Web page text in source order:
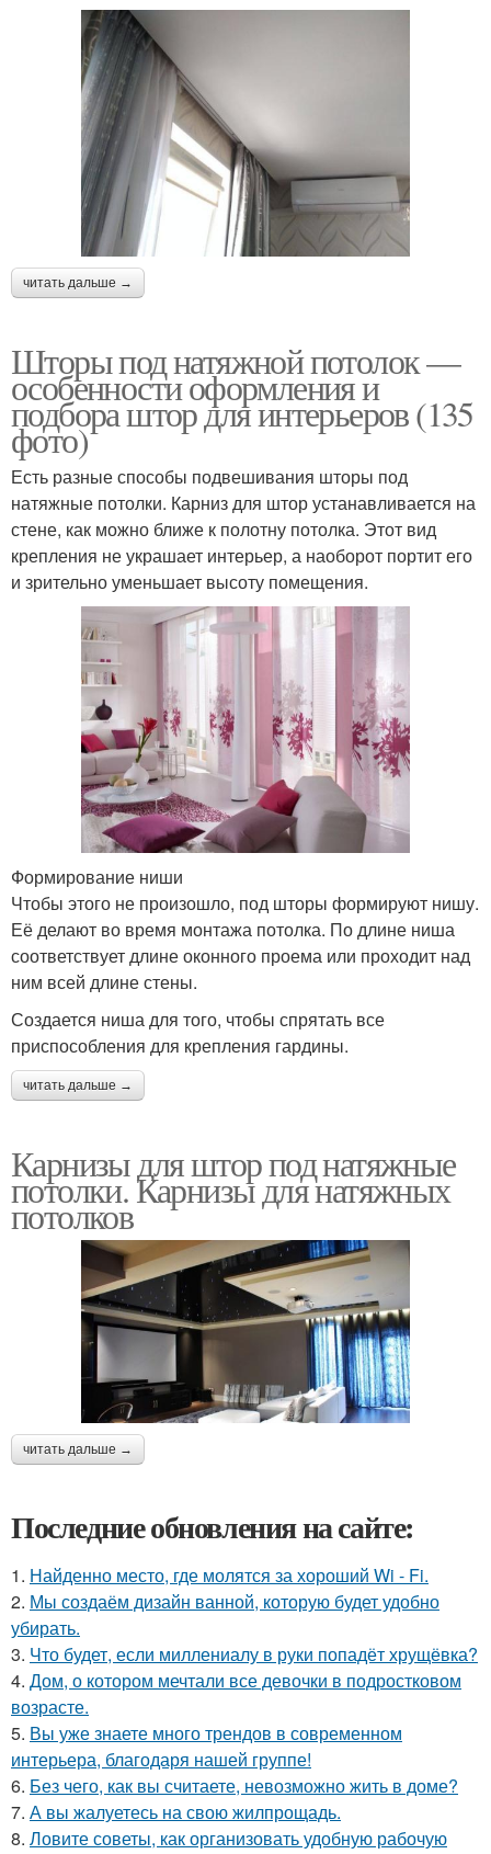
читать дальше →
Шторы под натяжной потолок —
особенности оформления и
подбора штор для интерьеров (135
фото)
Есть разные способы подвешивания шторы под
натяжные потолки. Карниз для штор устанавливается на
стене, как можно ближе к полотну потолка. Этот вид
крепления не украшает интерьер, а наоборот портит его
и зрительно уменьшает высоту помещения.
Формирование ниши
Чтобы этого не произошло, под шторы формируют нишу.
Её делают во время монтажа потолка. По длине ниша
соответствует длине оконного проема или проходит над
ним всей длине стены.
Создается ниша для того, чтобы спрятать все
приспособления для крепления гардины.
читать дальше →
Карнизы для штор под натяжные
потолки. Карнизы для натяжных
потолков
читать дальше →
Последние обновления на сайте:
1. Найденно место, где молятся за хороший Wi - Fi.
2. Мы создаём дизайн ванной, которую будет удобно
убирать.
3. Что будет, если миллениалу в руки попадёт хрущёвка?
4. Дом, о котором мечтали все девочки в подростковом
возрасте.
5. Вы уже знаете много трендов в современном
интерьера, благодаря нашей группе!
6. Без чего, как вы считаете, невозможно жить в доме?
7. А вы жалуетесь на свою жилпрощадь.
8. Ловите советы, как организовать удобную рабочую